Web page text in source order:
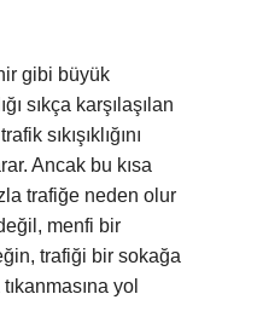
gibi büyük
sıkça karşılaşılan
sıkışıklığını
Ancak bu kısa
trafiğe neden olur
menfi bir
trafiği bir sokağa
yol